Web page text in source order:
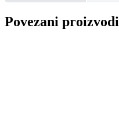
Povezani proizvodi